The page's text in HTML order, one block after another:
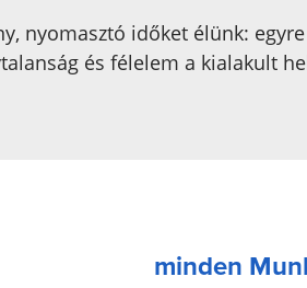
nyomasztó időket élünk:
és félelem a kialakult
minden